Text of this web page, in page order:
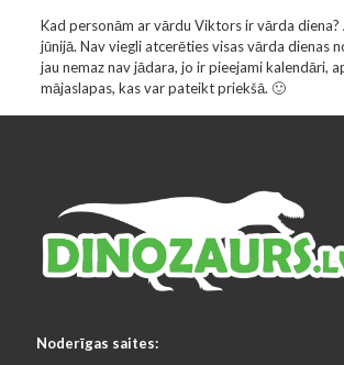
Kad personām ar vārdu Viktors ir vārda
jūnijā. Nav viegli atcerēties visas vārda dienas
jau nemaz nav jādara, jo ir pieejami kalendāri,
mājaslapas, kas var pateikt priekšā. 🙂
Noderīgas saites: